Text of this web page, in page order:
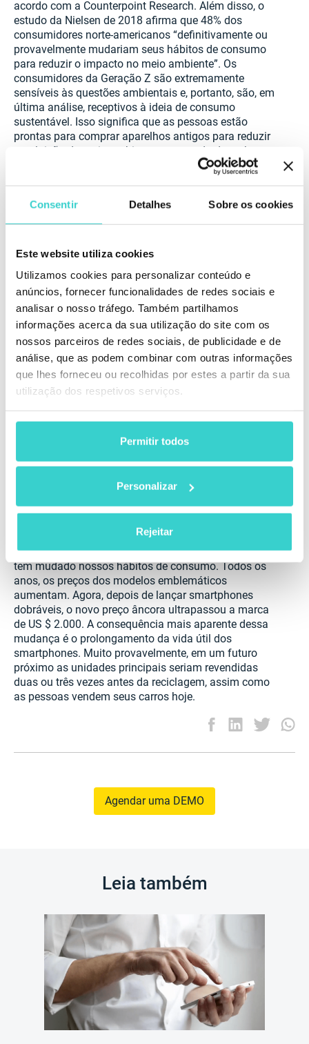
Consentir Detalhes Sobre os cookies
Este website utiliza cookies
Utilizamos cookies para personalizar conteúdo e
anúncios, fornecer funcionalidades de redes sociais e
analisar o nosso tráfego. Também partilhamos
informações acerca da sua utilização do site com os
nossos parceiros de redes sociais, de publicidade e de
análise, que as podem combinar com outras informações
que lhes forneceu ou recolhidas por estes a partir da sua
utilização dos respetivos serviços.
Permitir todos
Personalizar
Rejeitar
acordo com a Counterpoint Research. Além disso, o
estudo da Nielsen de 2018 afirma que 48% dos
consumidores norte-americanos “definitivamente ou
provavelmente mudariam seus hábitos de consumo
para reduzir o impacto no meio ambiente”. Os
consumidores da Geração Z são extremamente
sensíveis às questões ambientais e, portanto, são, em
última análise, receptivos à ideia de consumo
sustentável. Isso significa que as pessoas estão
prontas para comprar aparelhos antigos para reduzir
a poluição do meio ambiente e a pegada de carbono.
A próxima questão é se smartphones usados
realmente valem a pena. Em 2018, a Consumer
Reports fez uma pesquisa para descobrir uma
resposta. 67% dos entrevistados com telefones
praticamente o mesmo que os consumidores que
compraram novos modelos. Em outras palavras, não
há diferença na experiência do usuário depois de
comprar o último dispositivo mais caro e a unidade
Finalmente, até mesmo o estado atual da indústria
tem mudado nossos hábitos de consumo. Todos os
anos, os preços dos modelos emblemáticos
aumentam. Agora, depois de lançar smartphones
dobráveis, o novo preço âncora ultrapassou a marca
de US $ 2.000. A consequência mais aparente dessa
mudança é o prolongamento da vida útil dos
smartphones. Muito provavelmente, em um futuro
próximo as unidades principais seriam revendidas
duas ou três vezes antes da reciclagem, assim como
as pessoas vendem seus carros hoje.
Agendar uma DEMO
Leia também